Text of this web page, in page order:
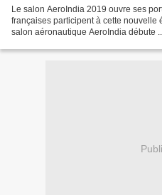
Le salon AeroIndia 2019 ouvre ses
françaises participent à cette nouvelle
salon aéronautique AeroIndia débute